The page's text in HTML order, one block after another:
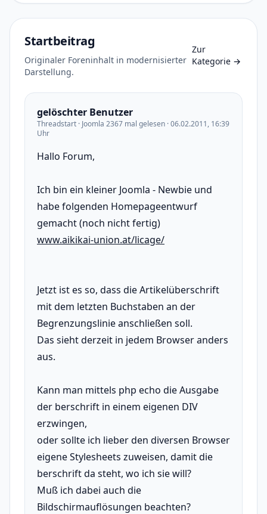
Startbeitrag
Originaler Foreninhalt in modernisierter
Darstellung.
Zur
Kategorie →
gelöschter Benutzer
Threadstart · Joomla 2367 mal gelesen · 06.02.2011, 16:39
Uhr
Hallo Forum,
Ich bin ein kleiner Joomla - Newbie und
habe folgenden Homepageentwurf
gemacht (noch nicht fertig)
www.aikikai-union.at/licage/
Jetzt ist es so, dass die Artikelüberschrift
mit dem letzten Buchstaben an der
Begrenzungslinie anschließen soll.
Das sieht derzeit in jedem Browser anders
aus.
Kann man mittels php echo die Ausgabe
der berschrift in einem eigenen DIV
erzwingen,
oder sollte ich lieber den diversen Browser
eigene Stylesheets zuweisen, damit die
berschrift da steht, wo ich sie will?
Muß ich dabei auch die
Bildschirmauflösungen beachten?